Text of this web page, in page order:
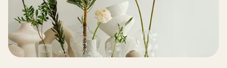
Livraison de fleurs
Blog